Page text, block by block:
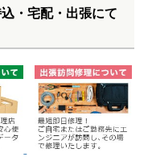
・宅配・出張にて